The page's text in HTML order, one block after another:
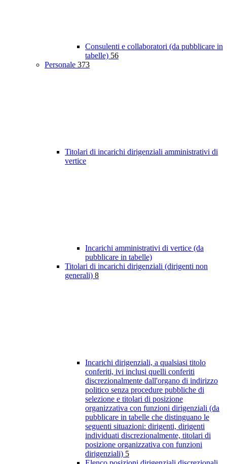
Consulenti e collaboratori (da pubblicare in
tabelle) 56
Personale 373
Titolari di incarichi dirigenziali amministrativi di
vertice
Incarichi amministrativi di vertice (da
pubblicare in tabelle)
Titolari di incarichi dirigenziali (dirigenti non
generali) 8
Incarichi dirigenziali, a qualsiasi titolo
conferiti, ivi inclusi quelli conferiti
discrezionalmente dall'organo di indirizzo
politico senza procedure pubbliche di
selezione e titolari di posizione
organizzativa con funzioni dirigenziali (da
pubblicare in tabelle che distinguano le
seguenti situazioni: dirigenti, dirigenti
individuati discrezionalmente, titolari di
posizione organizzativa con funzioni
dirigenziali) 5